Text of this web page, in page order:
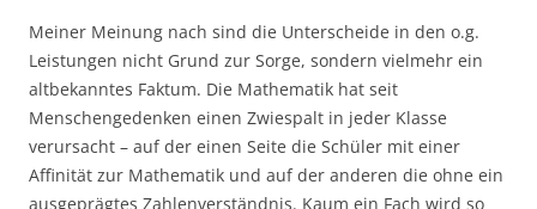
Meiner Meinung nach sind die Unterscheide in den o.g.
Leistungen nicht Grund zur Sorge, sondern vielmehr ein
altbekanntes Faktum. Die Mathematik hat seit
Menschengedenken einen Zwiespalt in jeder Klasse
verursacht – auf der einen Seite die Schüler mit einer
Affinität zur Mathematik und auf der anderen die ohne ein
ausgeprägtes Zahlenverständnis. Kaum ein Fach wird so